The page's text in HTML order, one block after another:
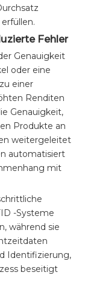
Fehler
Genauigkeit
oder eine
einer
Renditen
Genauigkeit,
Produkte an
weitergeleitet
automatisiert
mit
-Systeme
während sie
Identifizierung,
beseitigt